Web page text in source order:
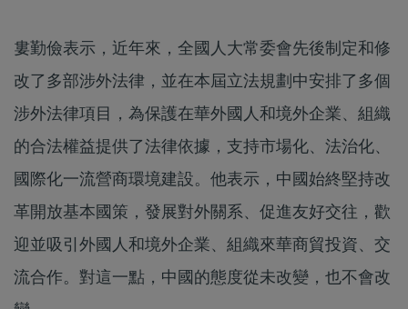
婁勤儉表示，近年來，全國人大常委會先後制定和修
改了多部涉外法律，並在本屆立法規劃中安排了多個
涉外法律項目，為保護在華外國人和境外企業、組織
的合法權益提供了法律依據，支持市場化、法治化、
國際化一流營商環境建設。他表示，中國始終堅持改
革開放基本國策，發展對外關系、促進友好交往，歡
迎並吸引外國人和境外企業、組織來華商貿投資、交
流合作。對這一點，中國的態度從未改變，也不會改